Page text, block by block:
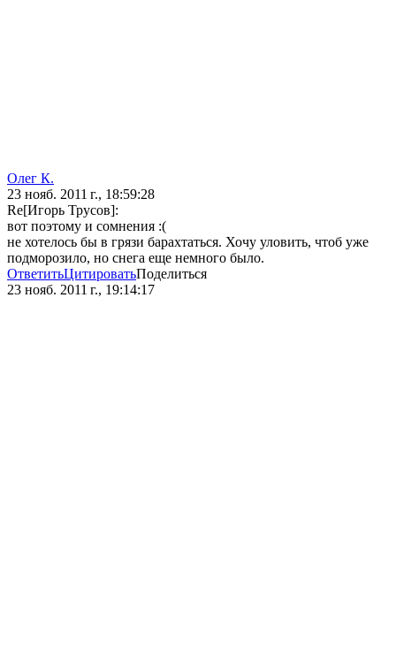
Олег К.
23 нояб. 2011 г., 18:59:28
Re[Игорь Трусов]:
вот поэтому и сомнения :(
не хотелось бы в грязи барахтаться. Хочу уловить, чтоб уже
подморозило, но снега еще немного было.
ОтветитьЦитироватьПоделиться
23 нояб. 2011 г., 19:14:17